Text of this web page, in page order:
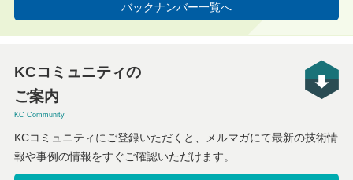
バックナンバー一覧へ
KCコミュニティの
ご案内
KC Community
KCコミュニティにご登録いただくと、メルマガにて最新の技術情
報や事例の情報をすぐご確認いただけます。